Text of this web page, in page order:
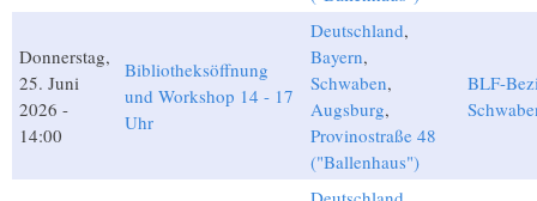
Donnerstag,
25. Juni
2026 -
14:00
Bibliotheksöffnung
und Workshop 14 - 17
Uhr
Deutschland,
Bayern,
Schwaben,
Augsburg,
Provinostraße 48
("Ballenhaus")
BLF-